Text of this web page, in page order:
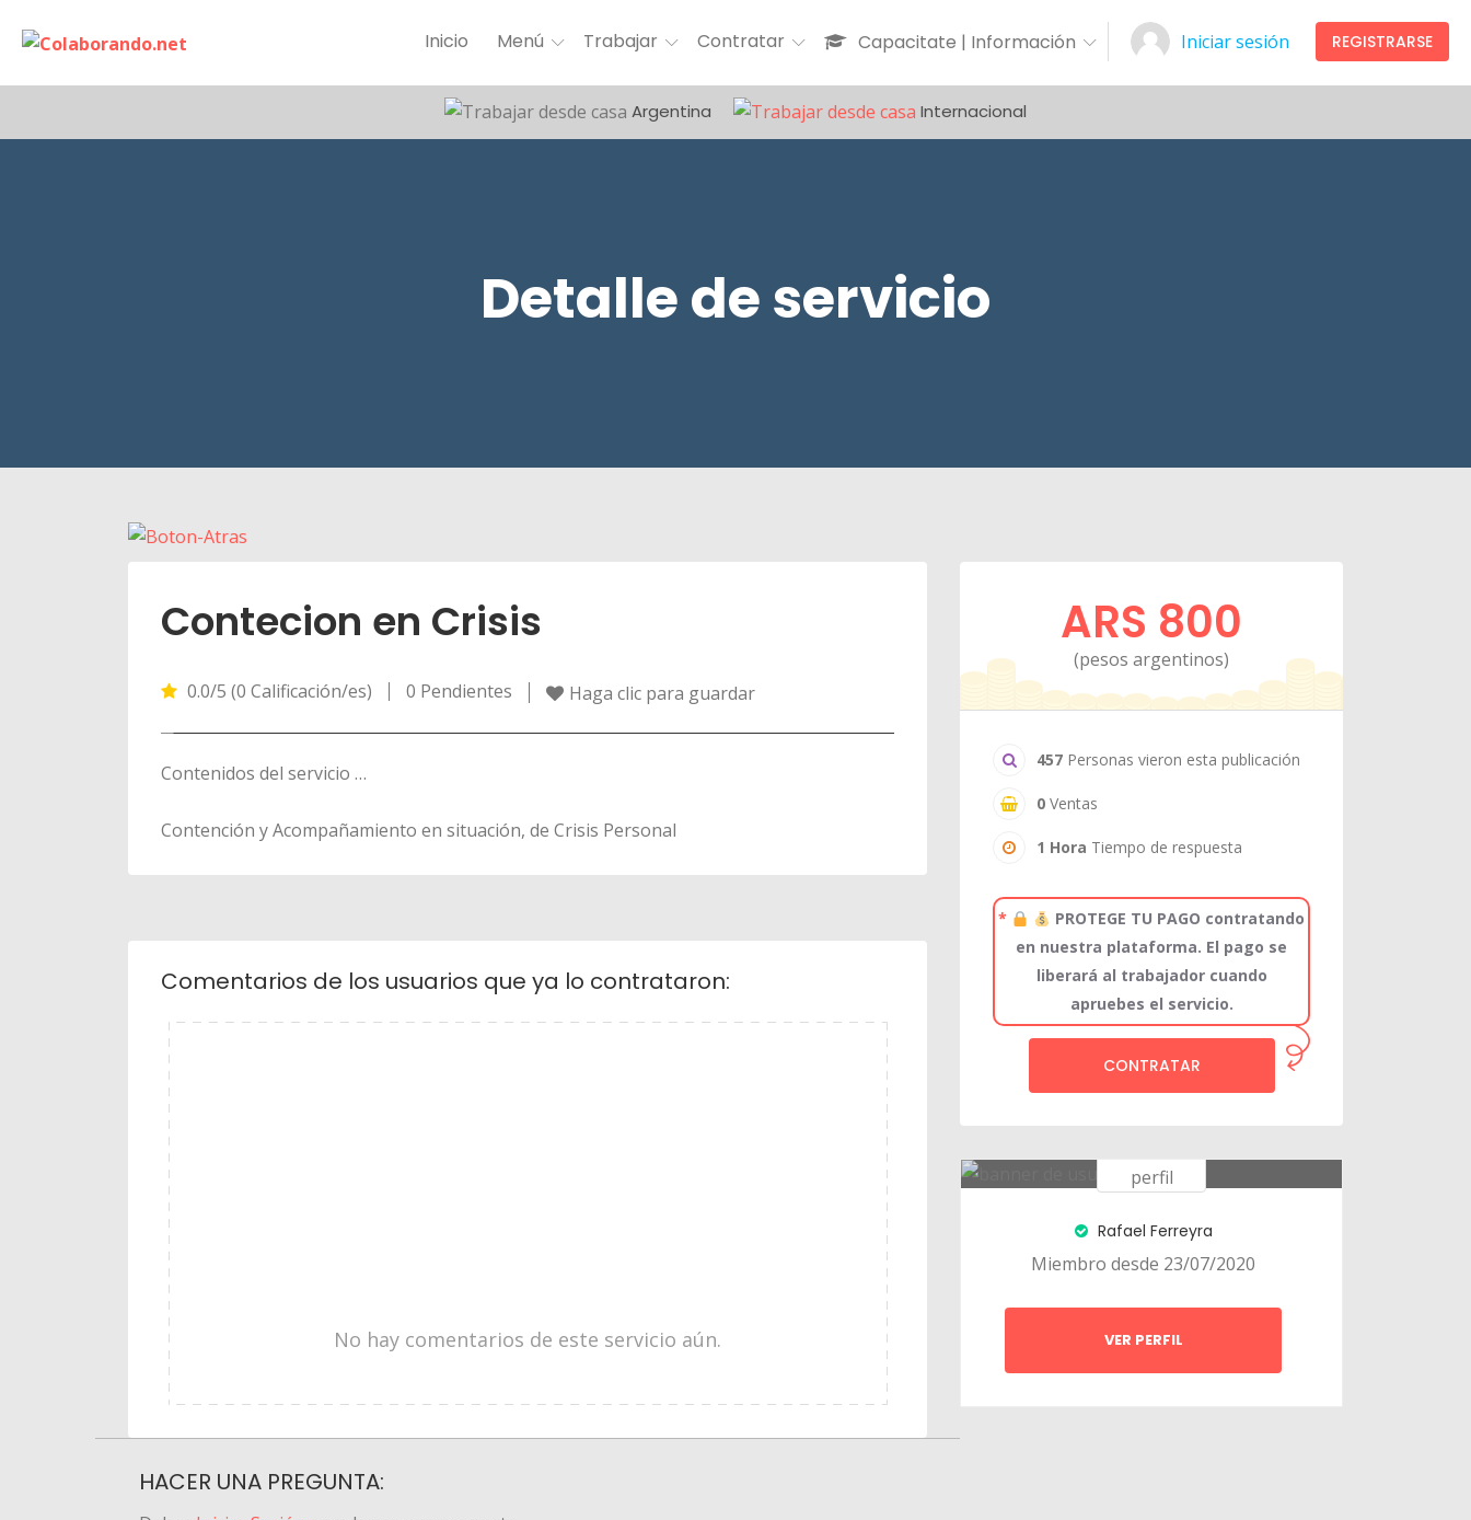
Inicio Menú Trabajar Contratar Capacitate | Información Iniciar sesión REGISTRARSE
Argentina Internacional
Detalle de servicio
Contecion en Crisis
0.0/5 (0 Calificación/es) 0 Pendientes Haga clic para guardar
Contenidos del servicio …
Contención y Acompañamiento en situación, de Crisis Personal
Comentarios de los usuarios que ya lo contrataron:
No hay comentarios de este servicio aún.
HACER UNA PREGUNTA:
ARS 800
(pesos argentinos)
457 Personas vieron esta publicación
0 Ventas
1 Hora Tiempo de respuesta
*
PROTEGE TU PAGO contratando
en nuestra plataforma. El pago se
liberará al trabajador cuando
apruebes el servicio.
CONTRATAR
Rafael Ferreyra
Miembro desde 23/07/2020
VER PERFIL